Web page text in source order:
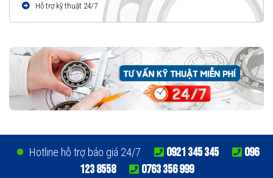
Hỗ trợ kỹ thuật 24/7
Hotline hỗ trợ báo giá 24/7 0921 345 345
096
123 8558
0763 356 999